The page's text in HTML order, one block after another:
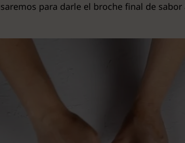
para darle el broche final de